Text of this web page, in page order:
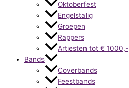
Oktoberfest
Engelstalig
Groepen
Rappers
Artiesten tot € 1000,-
Bands
Coverbands
Feestbands